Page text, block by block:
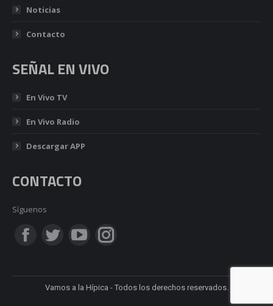
Noticias
Contacto
SEÑAL EN VIVO
En Vivo TV
En Vivo Radio
Descargar APP
CONTACTO
Síguenos
Encuéntranos en:
Facebook
opens
Twitter
opens
YouTube
opens
Instagram
opens
Vamos a la Hípica - Todos los derechos reservados.